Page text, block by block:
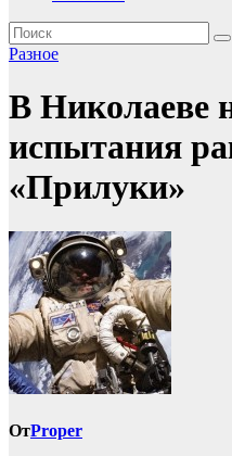
Разное
В Николаеве
испытания
«Прилуки»
ОтProper